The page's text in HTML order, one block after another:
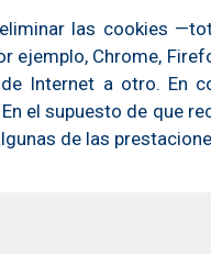
las cookies
ejemplo, Chrome,
Internet a otro. En
el supuesto de que
de las